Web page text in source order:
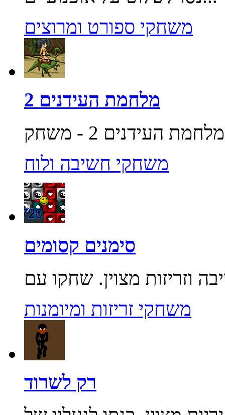
משחקי ספורט ומרוצים
מלחמת העידנים 2
משחקי חשיבה ולוח
סימנים קסומים
משחקי זריזות ומיומנות
רק לשרוד